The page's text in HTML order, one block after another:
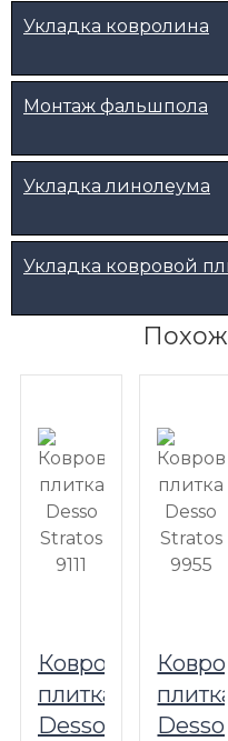
Укладка ковролина
Монтаж фальшпола
Укладка линолеума
Укладка ковровой
Ковровая
плитка
Desso
плитка
Desso